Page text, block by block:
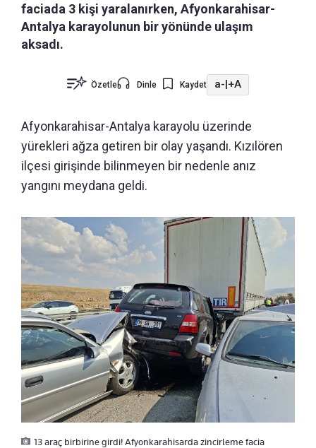
faciada 3 kişi yaralanırken, Afyonkarahisar-
Antalya karayolunun bir yönünde ulaşım
aksadı.
Özetle Dinle Kaydet a-|+A
Afyonkarahisar-Antalya karayolu üzerinde
yürekleri ağza getiren bir olay yaşandı. Kızılören
ilçesi girişinde bilinmeyen bir nedenle anız
yangını meydana geldi.
13 araç birbirine girdi! Afyonkarahisarda zincirleme facia